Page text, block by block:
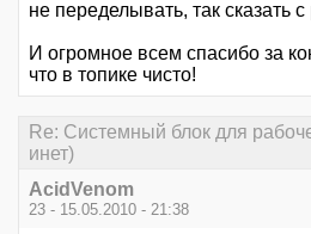
не переделывать, так сказать
И огромное всем спасибо за
что в топике чисто!
Re: Системный блок для
инет)
AcidVenom
23 - 15.05.2010 - 21:38